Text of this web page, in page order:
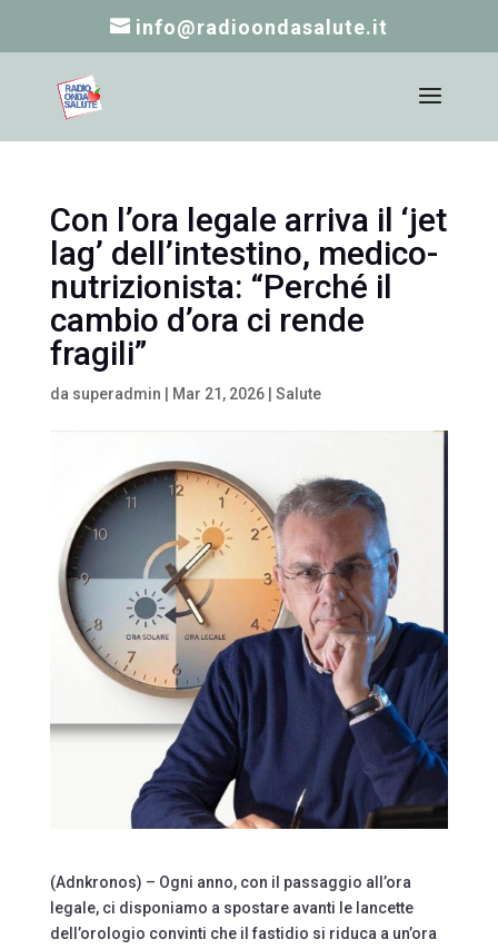
info@radioondasalute.it
Con l’ora legale arriva il ‘jet
lag’ dell’intestino, medico-
nutrizionista: “Perché il
cambio d’ora ci rende
fragili”
da superadmin Mar 21, 2026| Salute
(Adnkronos) – Ogni anno, con il passaggio all’ora
legale, ci disponiamo a spostare avanti le lancette
dell’orologio convinti che il fastidio si riduca a un’ora